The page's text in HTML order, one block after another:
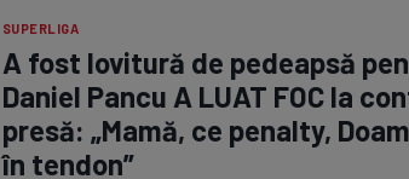
SUPERLIGA
A fost lovitură de pedeapsă
Daniel Pancu A LUAT FOC la
presă: „Mamă, ce penalty,
în tendon”